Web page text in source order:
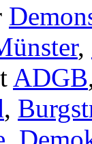
,
ADGB
,